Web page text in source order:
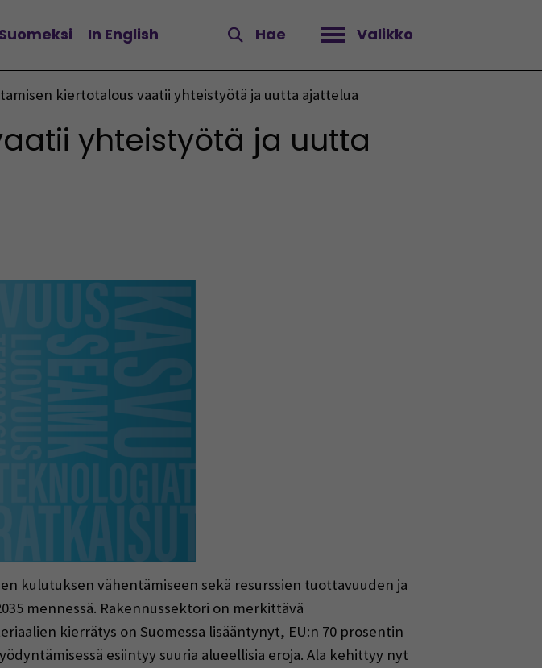
Vaihda kieltä
Suomeksi In English Hae Valikko
Avaa valikko
kiertotalous vaatii yhteistyötä ja uutta ajattelua
yhteistyötä ja uutta
kulutuksen vähentämiseen sekä resurssien tuottavuuden ja
mennessä. Rakennussektori on merkittävä
kierrätys on Suomessa lisääntynyt, EU:n 70 prosentin
esiintyy suuria alueellisia eroja. Ala kehittyy nyt